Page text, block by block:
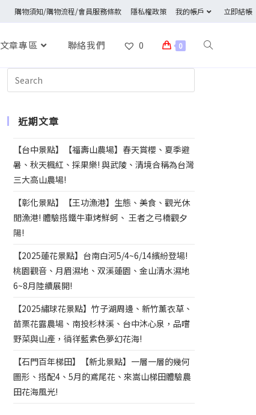
購物須知/購物流程/會員服務條款 隱私權政策 我的帳戶 立即結帳
文章專區 聯絡我們 0 0
近期文章
【台中景點】【福壽山農場】春天賞櫻、夏季避
暑、秋天楓紅、採果樂! 與武陵、清境合稱為台灣
三大高山農場!
【彰化景點】【王功漁港】生態、美食、觀光休
閒漁港! 體驗搭鐵牛車烤鮮蚵、 王者之弓橋觀夕
陽!
【2025蓮花景點】台南白河5/4~6/14繽紛登場!
桃園觀音、月眉濕地、双溪蓮園、金山清水濕地
6~8月陸續展開!
【2025繡球花景點】竹子湖周邊、新竹薰衣草、
苗栗花露農場、南投杉林溪、台中沐心泉，品嚐
野菜與山產，徜徉藍紫色夢幻花海!
【石門百年梯田】【新北景點】一層一層的幾何
圖形、搭配4、5月的鳶尾花、來嵩山梯田體驗農
田花海風光!